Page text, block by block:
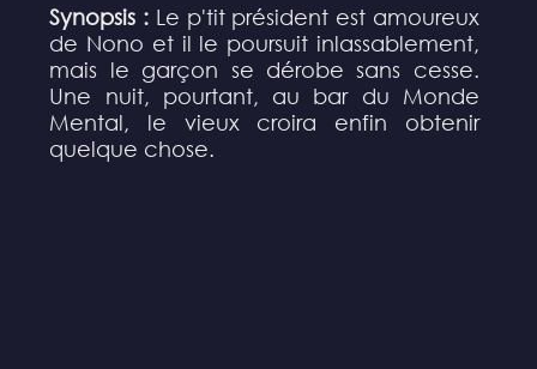
Synopsis : Le p'tit président est amoureux
de Nono et il le poursuit inlassablement,
mais le garçon se dérobe sans cesse.
Une nuit, pourtant, au bar du Monde
Mental, le vieux croira enfin obtenir
quelque chose.